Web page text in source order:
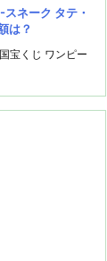
ネーク タテ・
は？
宝くじ ワンピー